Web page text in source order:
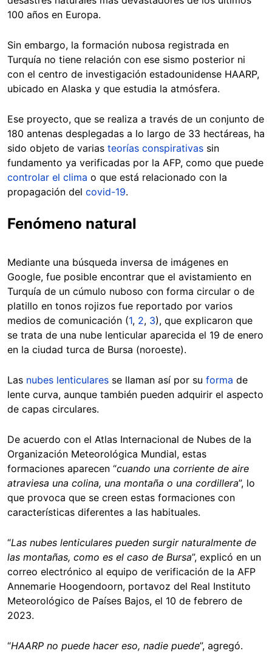
100 años en Europa.
Sin embargo, la formación nubosa registrada en
Turquía no tiene relación con ese sismo posterior ni
con el centro de investigación estadounidense HAARP,
ubicado en Alaska y que estudia la atmósfera.
Ese proyecto, que se realiza a través de un conjunto de
180 antenas desplegadas a lo largo de 33 hectáreas, ha
sido objeto de varias teorías conspirativas sin
fundamento ya verificadas por la AFP, como que puede
controlar el clima o que está relacionado con la
propagación del covid-19.
Fenómeno natural
Mediante una búsqueda inversa de imágenes en
Google, fue posible encontrar que el avistamiento en
Turquía de un cúmulo nuboso con forma circular o de
platillo en tonos rojizos fue reportado por varios
medios de comunicación (1, 2, 3), que explicaron que
se trata de una nube lenticular aparecida el 19 de enero
en la ciudad turca de Bursa (noroeste).
Las nubes lenticulares se llaman así por su forma de
lente curva, aunque también pueden adquirir el aspecto
de capas circulares.
De acuerdo con el Atlas Internacional de Nubes de la
Organización Meteorológica Mundial, estas
formaciones aparecen “cuando una corriente de aire
atraviesa una colina, una montaña o una cordillera”, lo
que provoca que se creen estas formaciones con
características diferentes a las habituales.
“Las nubes lenticulares pueden surgir naturalmente de
las montañas, como es el caso de Bursa”, explicó en un
correo electrónico al equipo de verificación de la AFP
Annemarie Hoogendoorn, portavoz del Real Instituto
Meteorológico de Países Bajos, el 10 de febrero de
2023.
“HAARP no puede hacer eso, nadie puede”, agregó.